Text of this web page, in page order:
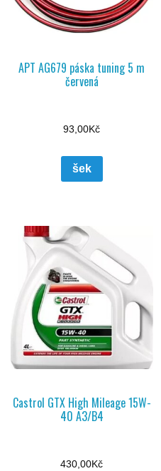
APT AG679 páska tuning 5 m
červená
93,00Kč
šek
Castrol GTX High Mileage 15W-
40 A3/B4
430,00Kč